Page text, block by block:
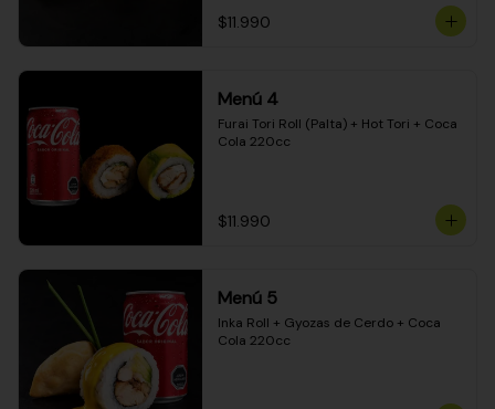
$11.990
Menú 4
Furai Tori Roll (Palta) + Hot Tori + Coca
Cola 220cc
$11.990
Menú 5
Inka Roll + Gyozas de Cerdo + Coca
Cola 220cc